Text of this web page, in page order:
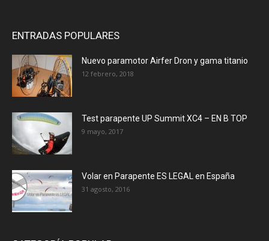
ENTRADAS POPULARES
Nuevo paramotor Airfer Dron y gama titanio
12 febrero, 2018
Test parapente UP Summit XC4 – EN B TOP
9 mayo, 2017
Volar en Parapente ES LEGAL en España
31 agosto, 2016